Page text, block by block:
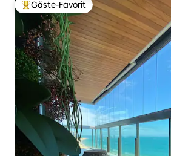
Beliebter Gäste-Favorit.
Gäste-Favorit